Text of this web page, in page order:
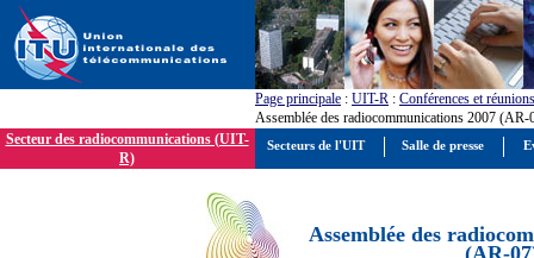
Page principale : UIT-R : Conférences et réunions
Assemblée des radiocommunications 2007 (AR-
Secteur des radiocommunications (UIT-
R)
Assemblée des
(AR-
Secteurs de l'UIT Salle de presse